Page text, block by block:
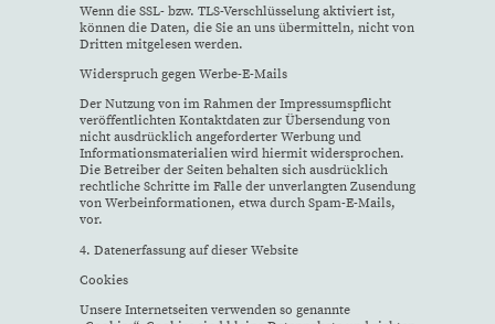
Wenn die SSL- bzw. TLS-Verschlüsselung aktiviert ist,
können die Daten, die Sie an uns übermitteln, nicht von
Dritten mitgelesen werden.
Widerspruch gegen Werbe-E-Mails
Der Nutzung von im Rahmen der Impressumspflicht
veröffentlichten Kontaktdaten zur Übersendung von
nicht ausdrücklich angeforderter Werbung und
Informationsmaterialien wird hiermit widersprochen.
Die Betreiber der Seiten behalten sich ausdrücklich
rechtliche Schritte im Falle der unverlangten Zusendung
von Werbeinformationen, etwa durch Spam-E-Mails,
vor.
4. Datenerfassung auf dieser Website
Cookies
Unsere Internetseiten verwenden so genannte